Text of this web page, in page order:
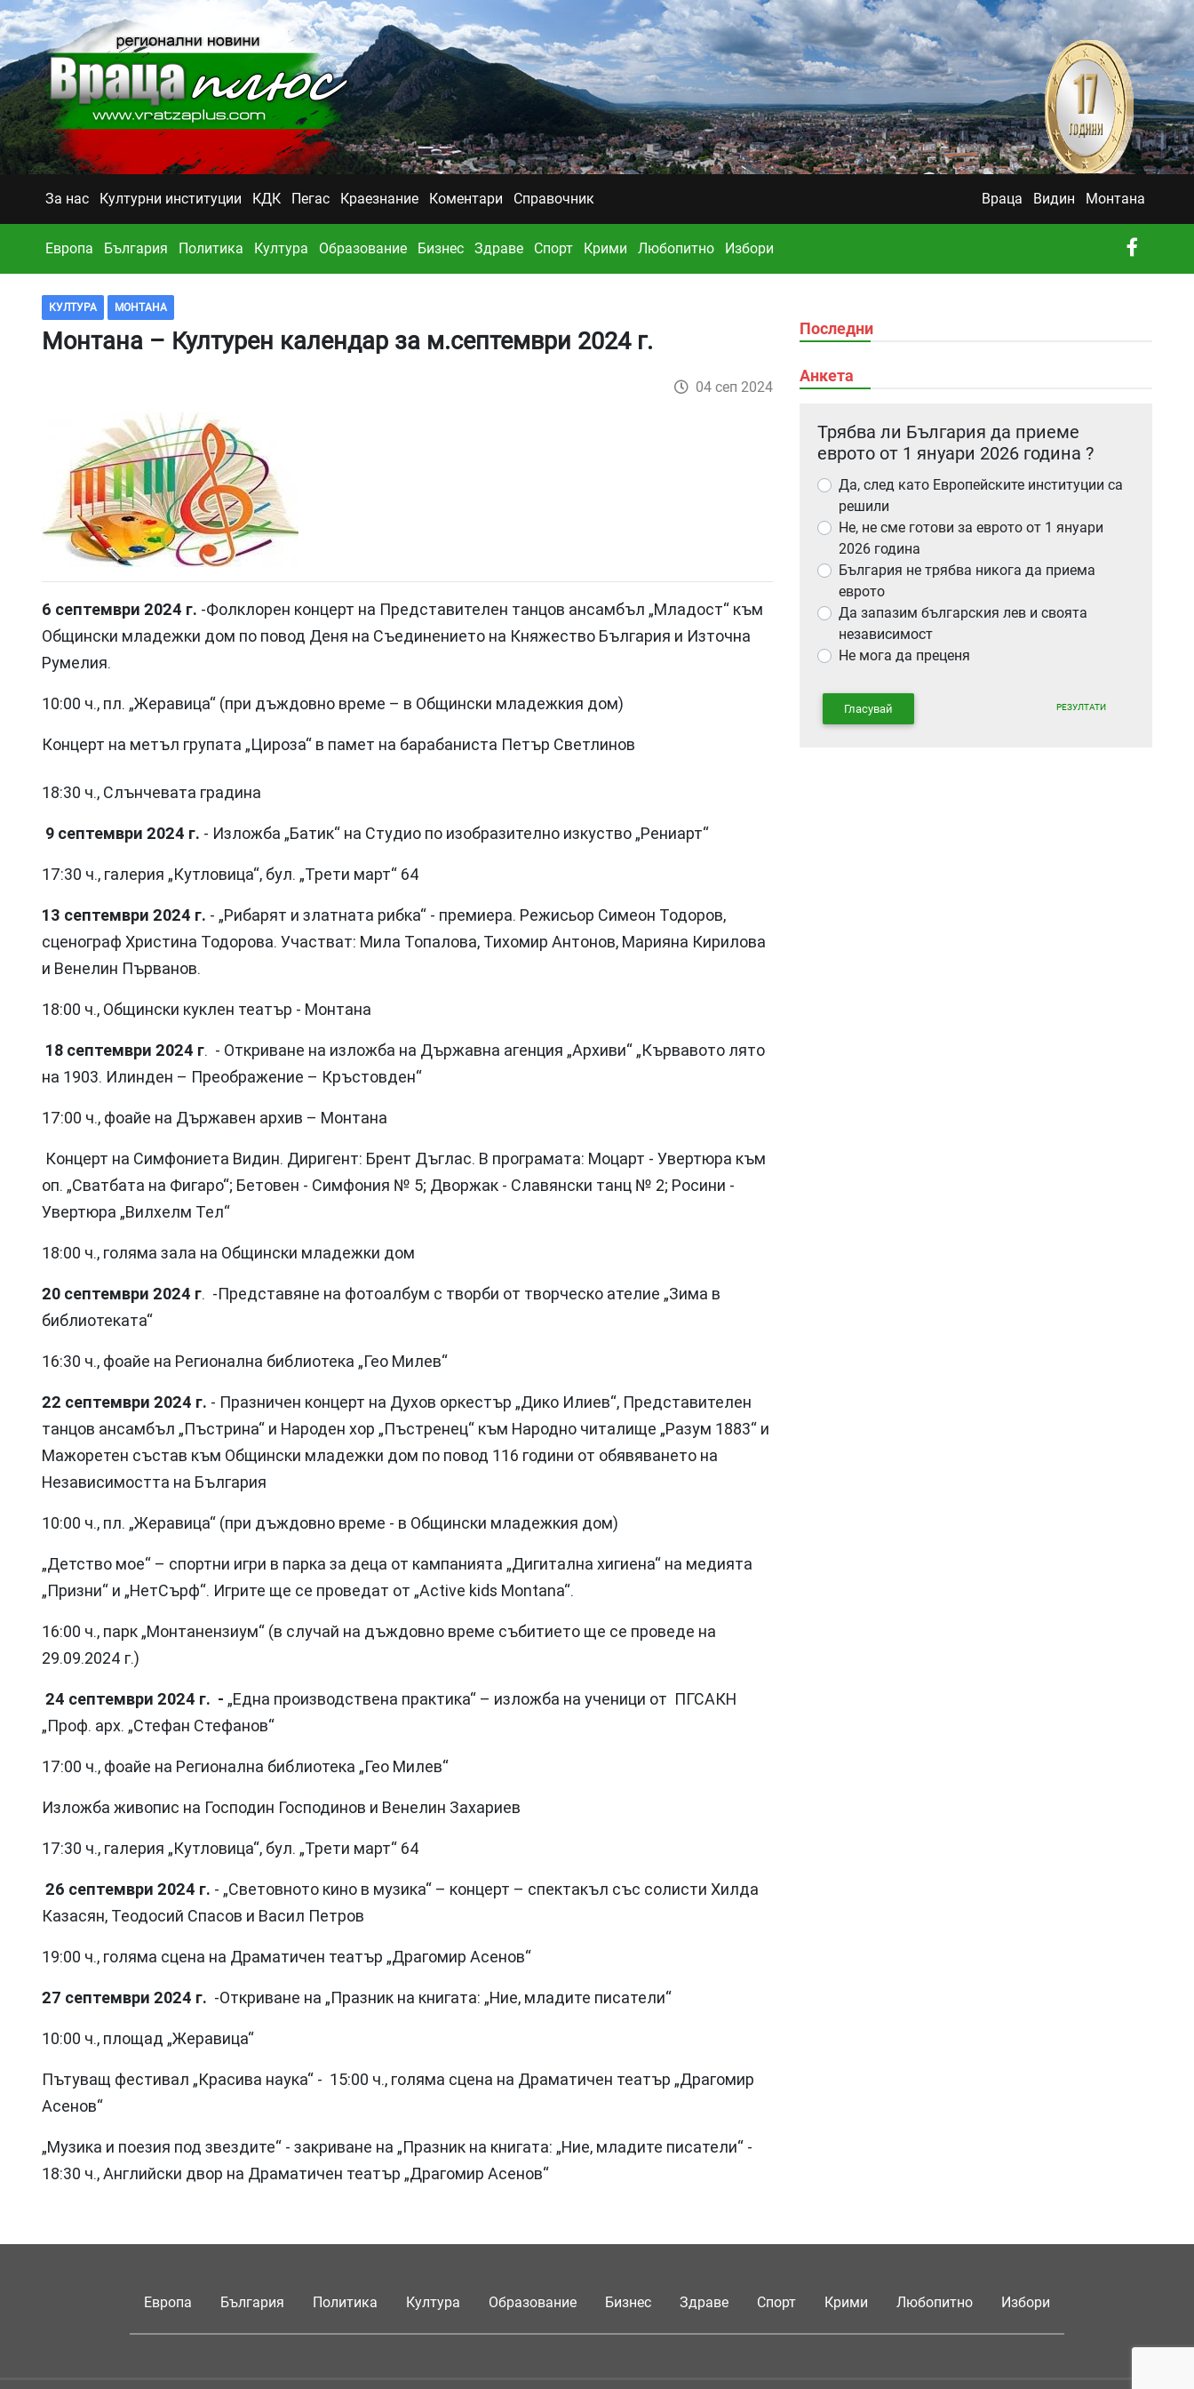
За нас Културни институции КДК Пегас Краезнание Коментари Справочник Враца Видин Монтана
Европа България Политика Култура Образование Бизнес Здраве Спорт Крими Любопитно Избори
КУЛТУРА МОНТАНА
Монтана – Културен календар за м.септември 2024 г.
04 сеп 2024
6 септември 2024 г. -Фолклорен концерт на Представителен танцов ансамбъл „Младост“ към
Общински младежки дом по повод Деня на Съединението на Княжество България и Източна
Румелия.
10:00 ч., пл. „Жеравица“ (при дъждовно време – в Общински младежкия дом)
Концерт на метъл групата „Цироза“ в памет на барабаниста Петър Светлинов
18:30 ч., Слънчевата градина
9 септември 2024 г. - Изложба „Батик“ на Студио по изобразително изкуство „Рениарт“
17:30 ч., галерия „Кутловица“, бул. „Трети март“ 64
13 септември 2024 г. - „Рибарят и златната рибка“ - премиера. Режисьор Симеон Тодоров,
сценограф Христина Тодорова. Участват: Мила Топалова, Тихомир Антонов, Марияна Кирилова
и Венелин Първанов.
18:00 ч., Общински куклен театър - Монтана
18 септември 2024 г. - Откриване на изложба на Държавна агенция „Архиви“ „Кървавото лято
на 1903. Илинден – Преображение – Кръстовден“
17:00 ч., фоайе на Държавен архив – Монтана
Концерт на Симфониета Видин. Диригент: Брент Дъглас. В програмата: Моцарт - Увертюра към
оп. „Сватбата на Фигаро“; Бетовен - Симфония № 5; Дворжак - Славянски танц № 2; Росини -
Увертюра „Вилхелм Тел“
18:00 ч., голяма зала на Общински младежки дом
20 септември 2024 г. -Представяне на фотоалбум с творби от творческо ателие „Зима в
библиотеката“
16:30 ч., фоайе на Регионална библиотека „Гео Милев“
22 септември 2024 г. - Празничен концерт на Духов оркестър „Дико Илиев“, Представителен
танцов ансамбъл „Пъстрина“ и Народен хор „Пъстренец“ към Народно читалище „Разум 1883“ и
Мажоретен състав към Общински младежки дом по повод 116 години от обявяването на
Независимостта на България
10:00 ч., пл. „Жеравица“ (при дъждовно време - в Общински младежкия дом)
„Детство мое“ – спортни игри в парка за деца от кампанията „Дигитална хигиена“ на медията
„Призни“ и „НетСърф“. Игрите ще се проведат от „Active kids Montana“.
16:00 ч., парк „Монтанензиум“ (в случай на дъждовно време събитието ще се проведе на
29.09.2024 г.)
24 септември 2024 г. - „Една производствена практика“ – изложба на ученици от ПГСАКН
„Проф. aрх. „Стефан Стефанов“
17:00 ч., фоайе на Регионална библиотека „Гео Милев“
Изложба живопис на Господин Господинов и Венелин Захариев
17:30 ч., галерия „Кутловица“, бул. „Трети март“ 64
26 септември 2024 г. - „Световното кино в музика“ – концерт – спектакъл със солисти Хилда
Казасян, Теодосий Спасов и Васил Петров
19:00 ч., голяма сцена на Драматичен театър „Драгомир Асенов“
27 септември 2024 г. -Откриване на „Празник на книгата: „Ние, младите писатели“
10:00 ч., площад „Жеравица“
Пътуващ фестивал „Красива наука“ - 15:00 ч., голяма сцена на Драматичен театър „Драгомир
Асенов“
„Музика и поезия под звездите“ - закриване на „Празник на книгата: „Ние, младите писатели“ -
18:30 ч., Английски двор на Драматичен театър „Драгомир Асенов“
Последни
Анкета
Трябва ли България да приеме
еврото от 1 януари 2026 година ?
Да, след като Европейските институции са
решили
Не, не сме готови за еврото от 1 януари
2026 година
България не трябва никога да приема
еврото
Да запазим българския лев и своята
независимост
Не мога да преценя
Гласувай РЕЗУЛТАТИ
Европа България Политика Култура Образование Бизнес Здраве Спорт Крими Любопитно Избори